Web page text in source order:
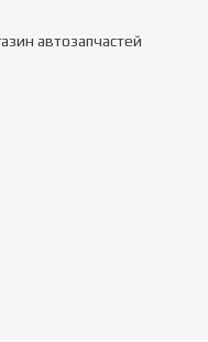
автозапчастей